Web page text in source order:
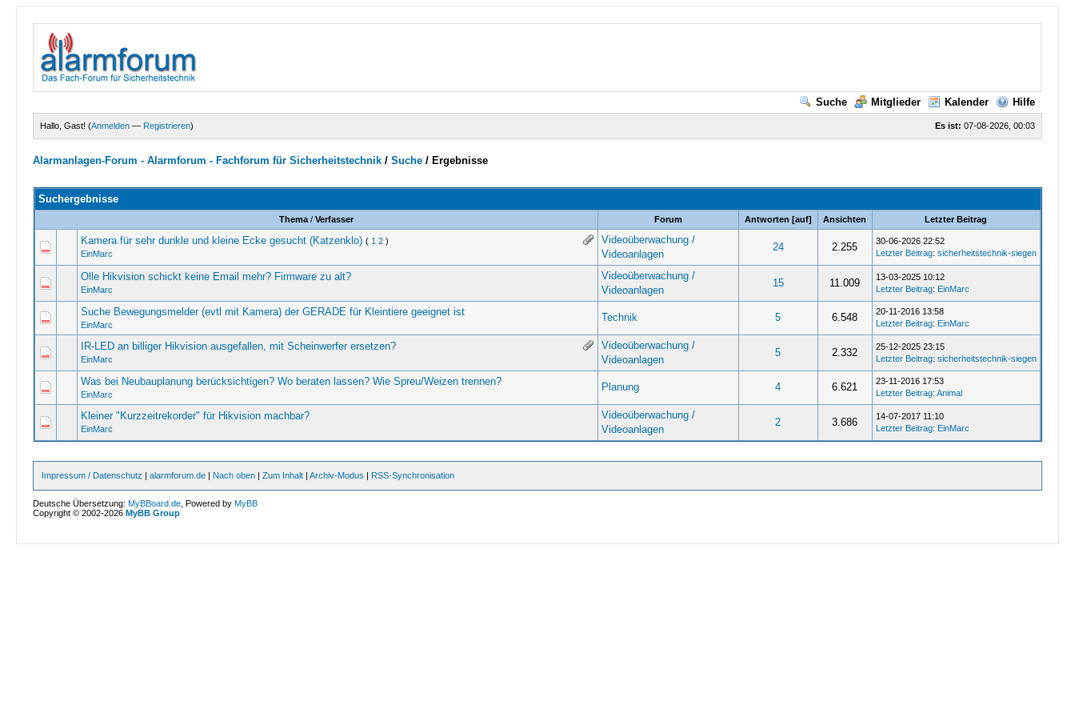
Suche Mitglieder Kalender Hilfe
Es ist: 07-08-2026, 00:03
Hallo, Gast! (Anmelden — Registrieren)
Alarmanlagen-Forum - Alarmforum - Fachforum für Sicherheitstechnik /Suche / Ergebnisse
Suchergebnisse
Thema / Verfasser Forum Antworten [auf] Ansichten Letzter Beitrag
Kamera für sehr dunkle und kleine Ecke gesucht (Katzenklo) ( 1 2 )
EinMarc
Videoüberwachung /
Videoanlagen
24 2.255
30-06-2026 22:52
Letzter Beitrag: sicherheitstechnik-siegen
Olle Hikvision schickt keine Email mehr? Firmware zu alt?
EinMarc
Videoüberwachung /
Videoanlagen
15 11.009
13-03-2025 10:12
Letzter Beitrag: EinMarc
Suche Bewegungsmelder (evtl mit Kamera) der GERADE für Kleintiere geeignet ist
EinMarc
Technik 5 6.548
20-11-2016 13:58
Letzter Beitrag: EinMarc
IR-LED an billiger Hikvision ausgefallen, mit Scheinwerfer ersetzen?
EinMarc
Videoüberwachung /
Videoanlagen
5 2.332
25-12-2025 23:15
Letzter Beitrag: sicherheitstechnik-siegen
Was bei Neubauplanung berücksichtigen? Wo beraten lassen? Wie Spreu/Weizen trennen?
EinMarc
Planung 4 6.621
23-11-2016 17:53
Letzter Beitrag: Animal
Kleiner "Kurzzeitrekorder" für Hikvision machbar?
EinMarc
Videoüberwachung /
Videoanlagen
2 3.686
14-07-2017 11:10
Letzter Beitrag: EinMarc
Impressum / Datenschutz |alarmforum.de | Nach oben |Zum Inhalt |Archiv-Modus | RSS-Synchronisation
Deutsche Übersetzung:MyBBoard.de , Powered byMyBB
Copyright © 2002-2026MyBB Group